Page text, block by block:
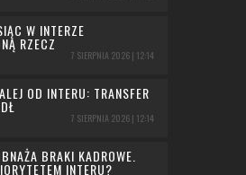
W INTERZE
RZECZ
7 SIERPNIA 2026 | 12:14
OD INTERU: TRANSFER
7 SIERPNIA 2026 | 12:14
BRAKI KADROWE.
INTERU?